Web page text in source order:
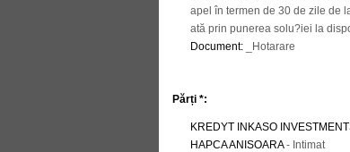
apel în termen de 30 de zile de
ată prin punerea solu?iei la
Document: _Hotarare
Părți *:
KREDYT INKASO
HAPCA ANISOARA- Intimat